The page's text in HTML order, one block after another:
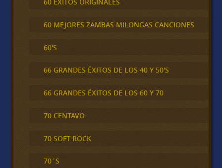
60 MEJORES ZAMBAS MILONGAS CANCIONES
60'S
66 GRANDES ÉXITOS DE LOS 40 Y 50'S
66 GRANDES ÉXITOS DE LOS 60 Y 70
70 CENTAVO
70 SOFT ROCK
70´S